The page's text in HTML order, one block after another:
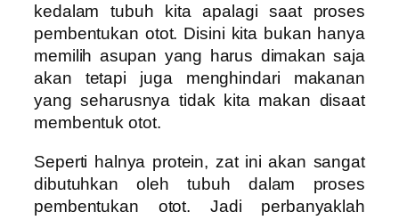
kedalam tubuh kita apalagi saat proses
pembentukan otot. Disini kita bukan hanya
memilih asupan yang harus dimakan saja
akan tetapi juga menghindari makanan
yang seharusnya tidak kita makan disaat
membentuk otot.
Seperti halnya protein, zat ini akan sangat
dibutuhkan oleh tubuh dalam proses
pembentukan otot. Jadi perbanyaklah